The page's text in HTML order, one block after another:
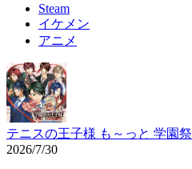
Steam
イケメン
アニメ
テニスの王子様 も～っと 学園
2026/7/30